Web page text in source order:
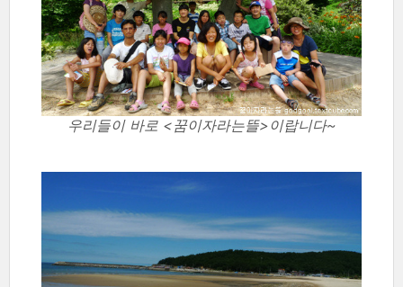
우리들이 바로 <꿈이자라는뜰>이랍니다~